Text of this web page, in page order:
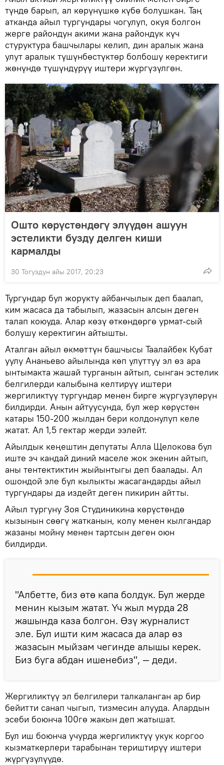
түндө барып, ал көрүнүшкө күбө болушкан. Таң
атканда айыл тургундары чогулуп, окуя болгон
жерге райондун акими жана райондук күч
стуруктура башчылары келип, дин аралык жана
улут аралык түшүнбөстүктөр болбошу керектиги
жөнүндө түшүндүрүү иштери жүргүзүлгөн.
Ошто көрүстөндөгү элүүдөн ашуун
эстеликти бузду делген киши
кармалды
30 Тогуздун айы 2017, 20:23
Тургундар бул жорукту айбанчылык деп баалап,
ким жасаса да табылып, жазасын алсын деген
талап коюуда. Алар көзү өткөндөргө урмат-сый
болушу керектигин айтышты.
Аталган айыл өкмөттүн башчысы Таалайбек Кубат
уулу Ананьево айылында көп улуттуу эл өз ара
ынтымакта жашай турганын айтып, сынган эстелик
белгилерди калыбына келтирүү иштери
жергиликтүү тургундар менен бирге жүргүзүлөрүн
билдирди. Анын айтуусунда, бул жер көрүстөн
катары 150-200 жылдан бери колдонулуп келе
жатат. Ал 1,5 гектар жерди ээлейт.
Айылдык кеңештин депутаты Алла Щелокова бул
иште эч кандай диний маселе жок экенин айтып,
аны тентектиктин жыйынтыгы деп баалады. Ал
ошондой эле бул кылыкты жасагандарды айыл
тургундары да издейт деген пикирин айтты.
Айыл тургуну Зоя Студиникина көрүстөндө
кызынын сөөгү жатканын, колу менен кылгандар
жазаны мойну менен тартсын деген оюн
билдирди.
"Албетте, биз өтө капа болдук. Бул жерде
менин кызым жатат. Үч жыл мурда 28
жашында каза болгон. Өзү журналист
эле. Бул ишти ким жасаса да алар өз
жазасын мыйзам чегинде алышы керек.
Биз буга абдан ишенебиз", — деди.
Жергиликтүү эл белгилери талкаланган ар бир
бейитти санап чыгып, тизмесин алууда. Алардын
эсеби боюнча 100гө жакын деп жатышат.
Бул иш боюнча учурда жергиликтүү укук коргоо
кызматкерлери тарабынан териштирүү иштери
жүргүзүлүүдө.